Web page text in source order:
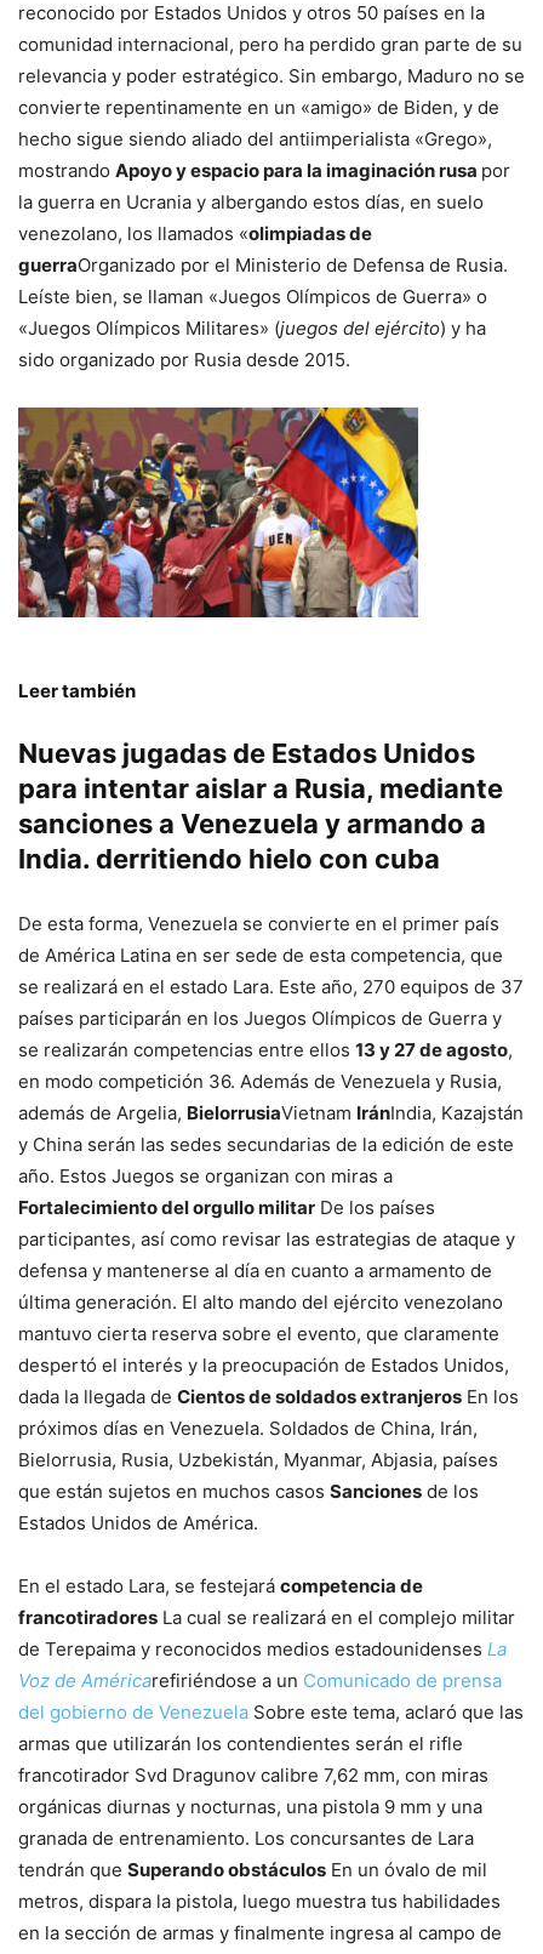
reconocido por Estados Unidos y otros 50 países en la
comunidad internacional, pero ha perdido gran parte de su
relevancia y poder estratégico. Sin embargo, Maduro no se
convierte repentinamente en un «amigo» de Biden, y de
hecho sigue siendo aliado del antiimperialista «Grego»,
mostrando Apoyo y espacio para la imaginación rusa por
la guerra en Ucrania y albergando estos días, en suelo
venezolano, los llamados «olimpiadas de
guerraOrganizado por el Ministerio de Defensa de Rusia.
Leíste bien, se llaman «Juegos Olímpicos de Guerra» o
«Juegos Olímpicos Militares» (juegos del ejército) y ha
sido organizado por Rusia desde 2015.
Leer también
Nuevas jugadas de Estados Unidos
para intentar aislar a Rusia, mediante
sanciones a Venezuela y armando a
India. derritiendo hielo con cuba
De esta forma, Venezuela se convierte en el primer país
de América Latina en ser sede de esta competencia, que
se realizará en el estado Lara. Este año, 270 equipos de 37
países participarán en los Juegos Olímpicos de Guerra y
se realizarán competencias entre ellos 13 y 27 de agosto,
en modo competición 36. Además de Venezuela y Rusia,
además de Argelia, BielorrusiaVietnam IránIndia, Kazajstán
y China serán las sedes secundarias de la edición de este
año. Estos Juegos se organizan con miras a
Fortalecimiento del orgullo militar De los países
participantes, así como revisar las estrategias de ataque y
defensa y mantenerse al día en cuanto a armamento de
última generación. El alto mando del ejército venezolano
mantuvo cierta reserva sobre el evento, que claramente
despertó el interés y la preocupación de Estados Unidos,
dada la llegada de Cientos de soldados extranjeros En los
próximos días en Venezuela. Soldados de China, Irán,
Bielorrusia, Rusia, Uzbekistán, Myanmar, Abjasia, países
que están sujetos en muchos casos Sanciones de los
Estados Unidos de América.
En el estado Lara, se festejará competencia de
francotiradores La cual se realizará en el complejo militar
de Terepaima y reconocidos medios estadounidenses La
Voz de Américarefiriéndose a un Comunicado de prensa
del gobierno de Venezuela Sobre este tema, aclaró que las
armas que utilizarán los contendientes serán el rifle
francotirador Svd Dragunov calibre 7,62 mm, con miras
orgánicas diurnas y nocturnas, una pistola 9 mm y una
granada de entrenamiento. Los concursantes de Lara
tendrán que Superando obstáculos En un óvalo de mil
metros, dispara la pistola, luego muestra tus habilidades
en la sección de armas y finalmente ingresa al campo de